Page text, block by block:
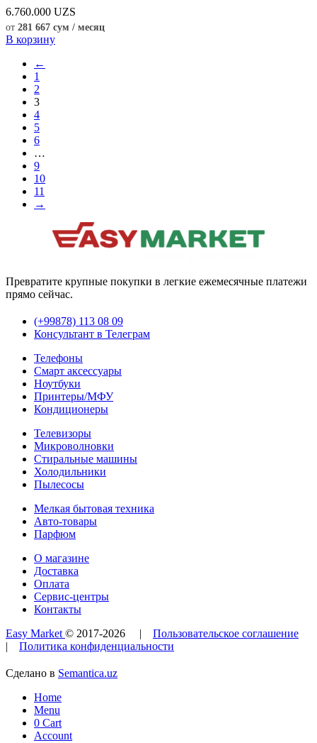
6.760.000 UZS
от 281 667 сум / месяц
В корзину
←
1
2
3
4
5
6
…
9
10
11
→
Превратите крупные покупки в легкие ежемесячные платежи
прямо сейчас.
(+99878) 113 08 09
Консультант в Телеграм
Телефоны
Смарт аксессуары
Ноутбуки
Принтеры/МФУ
Кондиционеры
Телевизоры
Микроволновки
Стиральные машины
Холодильники
Пылесосы
Мелкая бытовая техника
Авто-товары
Парфюм
О магазине
Доставка
Оплата
Сервис-центры
Контакты
Easy Market © 2017-2026 | Пользовательское соглашение
| Политика конфиденциальности
Сделано в Semantica.uz
Home
Menu
0 Cart
Account